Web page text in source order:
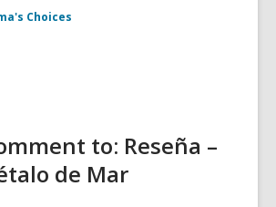
Choices
to: Reseña –
de Mar